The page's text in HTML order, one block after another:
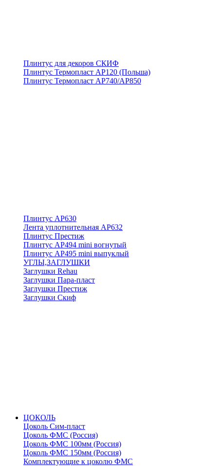
Плинтус для декоров СКИФ
Плинтус Термопласт АР120 (Польша)
Плинтус Термопласт АР740/АР850
Плинтус АР630
Лента уплотнительная АР632
Плинтус Престиж
Плинтус АР494 mini вогнутый
Плинтус АР495 mini выпуклый
УГЛЫ,ЗАГЛУШКИ
Заглушки Rehau
Заглушки Пара-пласт
Заглушки Престиж
Заглушки Скиф
ЦОКОЛЬ
Цоколь Сим-пласт
Цоколь ФМС (Россия)
Цоколь ФМС 100мм (Россия)
Цоколь ФМС 150мм (Россия)
Комплектующие к цоколю ФМС